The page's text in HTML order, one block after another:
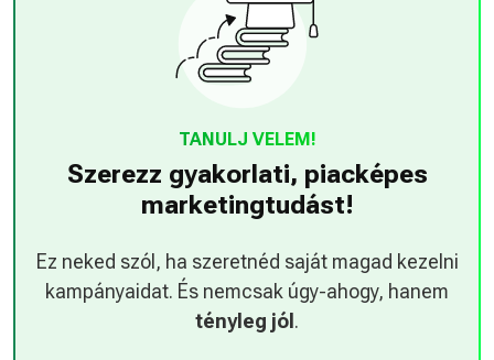
TANULJ VELEM!
Szerezz gyakorlati, piacképes
marketingtudást!
Ez neked szól, ha szeretnéd saját magad kezelni
kampányaidat. És nemcsak úgy-ahogy, hanem
tényleg jól .